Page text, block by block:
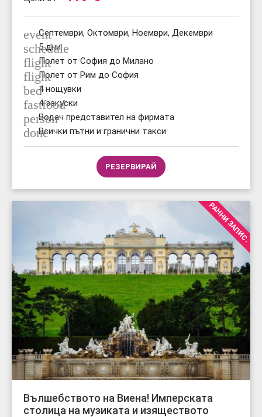
event
Септември, Октомври, Ноември, Декември
schedule
5 дни
flightПолет от София до Милано
flightПолет от Рим до София
bed4 нощувки
fastfood
4 закуски
person
Водач представител на фирмата
doneВсички пътни и гранични такси
РЕЗЕРВИРАЙ
РАННИ ЗАПИС.
Вълшебството на Виена! Имперската
столица на музиката и изяществото